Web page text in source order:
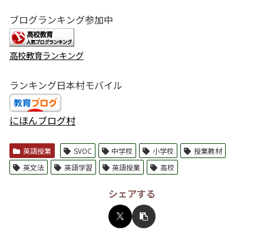
ブログランキング参加中
高校教育ランキング
ランキング日本村モバイル
にほんブログ村
英語授業 SVOC 中学校 小学校
授業教材
英文法
英語学習 英語授業 高校
シェアする